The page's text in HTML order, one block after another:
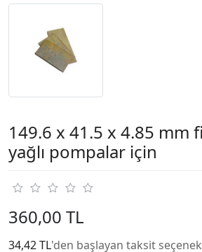
149.6 x 41.5 x 4.85 mm
yağlı pompalar için
360,00 TL
34,42 TL'den başlayan taksit